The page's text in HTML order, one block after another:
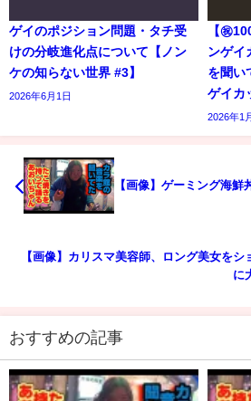
ゲイのポジション問題・タチ受
けの分岐進化点について【ノン
ケの知らない世界 #3】
2026年6月1日
【㊗️
ンゲイ
を聞い
ゲイカ
2026年1
【画像】ゲーミング海鮮
【画像】カリスマ美容師、ロング美女をシ
に
おすすめの記事